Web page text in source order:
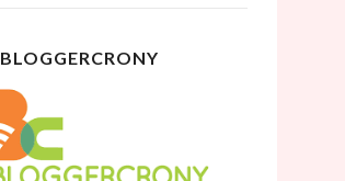
BLOGGERCRONY